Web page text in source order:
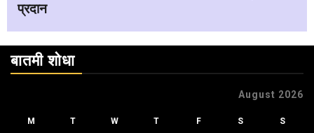
प्रदान
बातमी शोधा
August 2026
M T W T F S S